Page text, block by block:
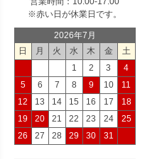
※赤い日が休業日です。
2026年7月
日
月 火 水 木 金
土
1
2 3
4
5
6 7 8 9 10
11
12
13 14 15 16 17
18
19
20 21 22 23 24
25
26
27 28 29 30 31